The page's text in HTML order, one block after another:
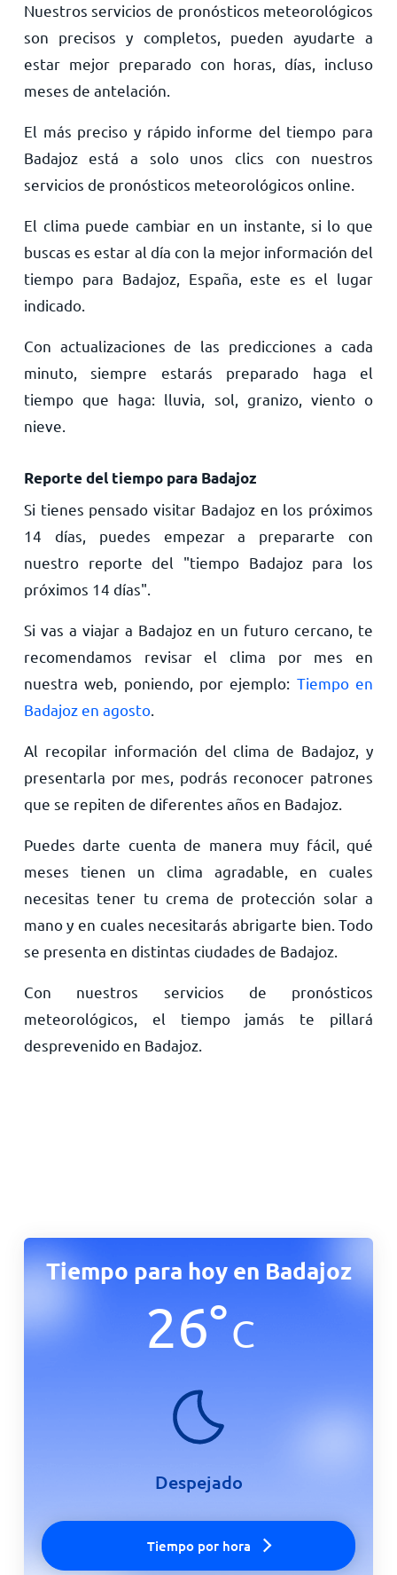
Nuestros servicios de pronósticos meteorológicos
son precisos y completos, pueden ayudarte a
estar mejor preparado con horas, días, incluso
meses de antelación.
El más preciso y rápido informe del tiempo para
Badajoz está a solo unos clics con nuestros
servicios de pronósticos meteorológicos online.
El clima puede cambiar en un instante, si lo que
buscas es estar al día con la mejor información del
tiempo para Badajoz, España, este es el lugar
indicado.
Con actualizaciones de las predicciones a cada
minuto, siempre estarás preparado haga el
tiempo que haga: lluvia, sol, granizo, viento o
nieve.
Reporte del tiempo para Badajoz
Si tienes pensado visitar Badajoz en los próximos
14 días, puedes empezar a prepararte con
nuestro reporte del "tiempo Badajoz para los
próximos 14 días".
Si vas a viajar a Badajoz en un futuro cercano, te
recomendamos revisar el clima por mes en
nuestra web, poniendo, por ejemplo: Tiempo en
Badajoz en agosto.
Al recopilar información del clima de Badajoz, y
presentarla por mes, podrás reconocer patrones
que se repiten de diferentes años en Badajoz.
Puedes darte cuenta de manera muy fácil, qué
meses tienen un clima agradable, en cuales
necesitas tener tu crema de protección solar a
mano y en cuales necesitarás abrigarte bien. Todo
se presenta en distintas ciudades de Badajoz.
Con nuestros servicios de pronósticos
meteorológicos, el tiempo jamás te pillará
desprevenido en Badajoz.
Tiempo para hoy en Badajoz
26°C
Despejado
Tiempo por hora